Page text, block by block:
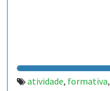
atividade, formativa,